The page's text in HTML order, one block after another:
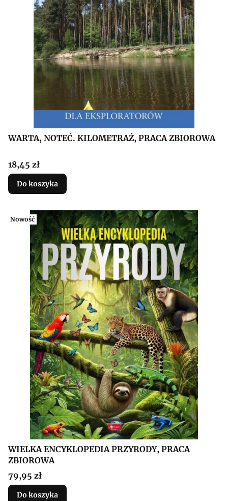
WARTA, NOTEĆ. KILOMETRAŻ, PRACA ZBIOROWA
Cena
18,45 zł
Do koszyka
Nowość
WIELKA ENCYKLOPEDIA PRZYRODY, PRACA
ZBIOROWA
Cena
79,95 zł
Do koszyka